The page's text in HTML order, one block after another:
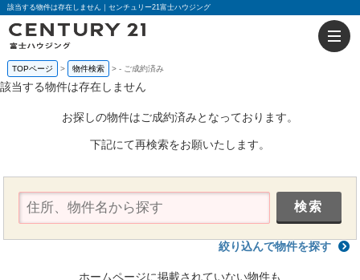
該当する物件は存在しません｜センチュリー21富士ハウジング
TOPページ 物件検索 - ご成約済み
該当する物件は存在しません
お探しの物件はご成約済みとなっております。
下記にて再検索をお願いたします。
絞り込んで物件を探す
ホームページに掲載されていない物件も